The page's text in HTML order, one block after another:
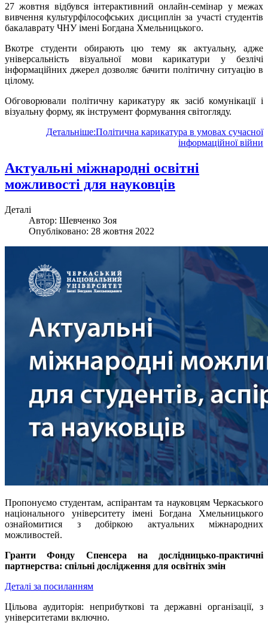
27 жовтня відбувся інтерактивний онлайн-семінар у межах
вивчення культурфілософських дисциплін за участі студентів
бакалаврату ЧНУ імені Богдана Хмельницького.
Вкотре студенти обирають цю тему як актуальну, адже
універсальність візуальної мови карикатури у безлічі
інформаційних джерел дозволяє бачити політичну ситуацію в
цілому.
Обговорювали політичну карикатуру як засіб комунікації і
візуальну форму, як інструмент формування світогляду.
Детальніше:Політична карикатура в умовах сучасної
інформаційної війни
Актуальні міжнародні освітні
можливості для науковців
Деталі
Автор: Шевченко Зоя
Опубліковано: 28 жовтня 2022
Пропонуємо студентам, аспірантам та науковцям Черкаського
національного університету імені Богдана Хмельницького
ознайомитися з добіркою актуальних міжнародних
можливостей.
Гранти Фонду Спенсера на дослідницько-практичні
партнерства: спільні дослідження для освітніх змін
Деталі за посиланням
Цільова аудиторія: неприбуткові та державні організації, з
університетами включно.